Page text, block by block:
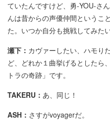
ていたんですけど、勇-YOU-さ
んは昔からの声優仲間というこ
た。いつか自分も挑戦してみた
瀬下： カヴァーしたい、ハモり
ど、どれか１曲挙げるとしたら
トラの奇跡」です。
TAKERU： あ、同じ！
ASH： さすがvoyagerだ。